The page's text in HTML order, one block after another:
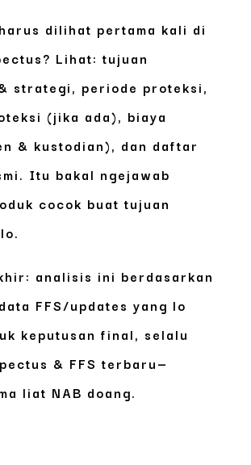
dilihat pertama kali di
Lihat:tujuan
strategi, periode proteksi,
(jika ada), biaya
& kustodian), dan daftar
Itu bakal ngejawab
cocok buat tujuan
analisis ini berdasarkan
FFS/updates yang lo
keputusan final, selalu
& FFS terbaru—
liat NAB doang.